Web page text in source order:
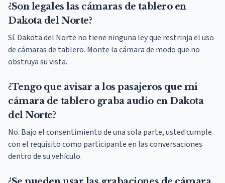
¿Son legales las cámaras de tablero en
Dakota del Norte?
Sí. Dakota del Norte no tiene ninguna ley que restrinja el uso
de cámaras de tablero. Monte la cámara de modo que no
obstruya su vista.
¿Tengo que avisar a los pasajeros que mi
cámara de tablero graba audio en Dakota
del Norte?
No. Bajo el consentimiento de una sola parte, usted cumple
con el requisito como participante en las conversaciones
dentro de su vehículo.